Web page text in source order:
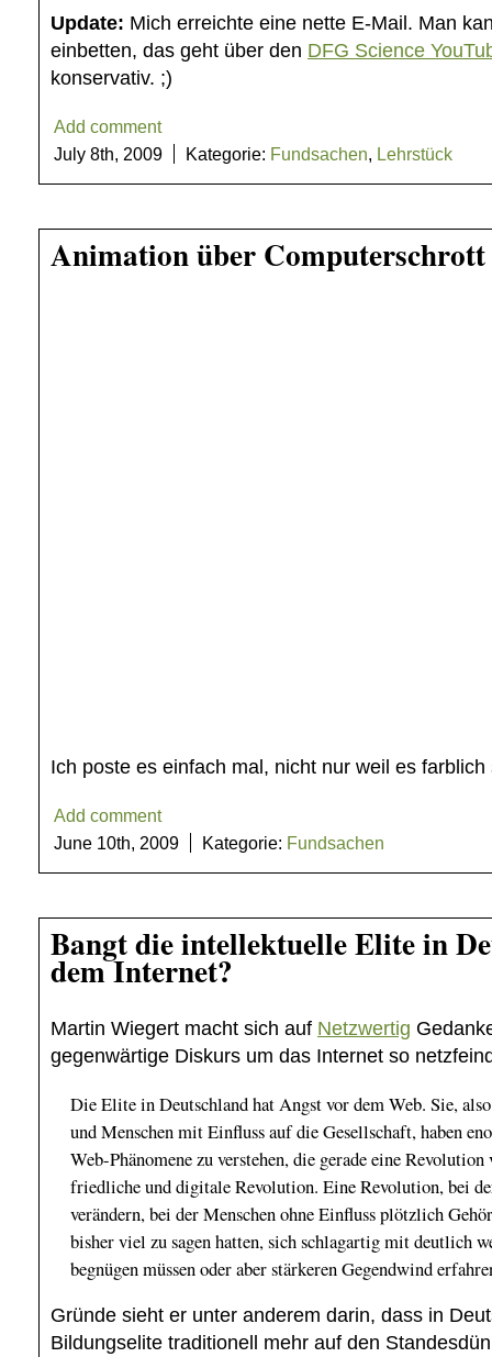
Update: Mich erreichte eine nette E-Mail. Man
einbetten, das geht über den DFG Science
konservativ. ;)
Add comment
July 8th, 2009
Kategorie: Fundsachen, Lehrstück
Animation über Computerschrott
Ich poste es einfach mal, nicht nur weil es
Add comment
June 10th, 2009
Kategorie: Fundsachen
Bangt die intellektuelle Elite in
dem Internet?
Martin Wiegert macht sich auf Netzwertig
gegenwärtige Diskurs um das Internet so
Die Elite in Deutschland hat Angst vor dem Web. Sie,
und Menschen mit Einfluss auf die Gesellschaft, haben
Web-Phänomene zu verstehen, die gerade eine
friedliche und digitale Revolution. Eine Revolution, bei
verändern, bei der Menschen ohne Einfluss plötzlich
bisher viel zu sagen hatten, sich schlagartig mit deutlich
begnügen müssen oder aber stärkeren Gegendwind
Gründe sieht er unter anderem darin, dass in
Bildungselite traditionell mehr auf den